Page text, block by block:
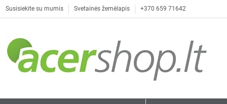
Susisiekite su mumis Svetainės žemėlapis +370 659 71642